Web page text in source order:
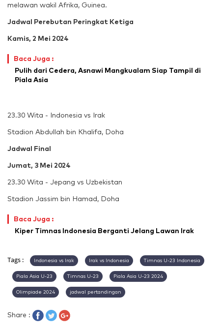
melawan wakil Afrika, Guinea.
Jadwal Perebutan Peringkat Ketiga
Kamis, 2 Mei 2024
Baca Juga :
Pulih dari Cedera, Asnawi Mangkualam Siap Tampil di
Piala Asia
23.30 Wita - Indonesia vs Irak
Stadion Abdullah bin Khalifa, Doha
Jadwal Final
Jumat, 3 Mei 2024
23.30 Wita - Jepang vs Uzbekistan
Stadion Jassim bin Hamad, Doha
Baca Juga :
Kiper Timnas Indonesia Berganti Jelang Lawan Irak
Tags : Indonesia vs Irak Irak vs Indonesia Timnas U-23 Indonesia
Piala Asia U-23 Timnas U-23 Piala Asia U-23 2024
Olimpiade 2024 jadwal pertandingan
Share :